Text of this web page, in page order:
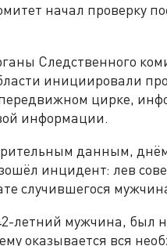
начал проверку
Следственного
инициировали
цирке,
информации.
данным,
инцидент: лев
случившегося
летний мужчина, был
оказывается вся